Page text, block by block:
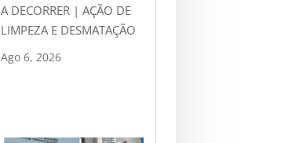
A DECORRER | AÇÃO DE
LIMPEZA E DESMATAÇÃO
Ago 6, 2026